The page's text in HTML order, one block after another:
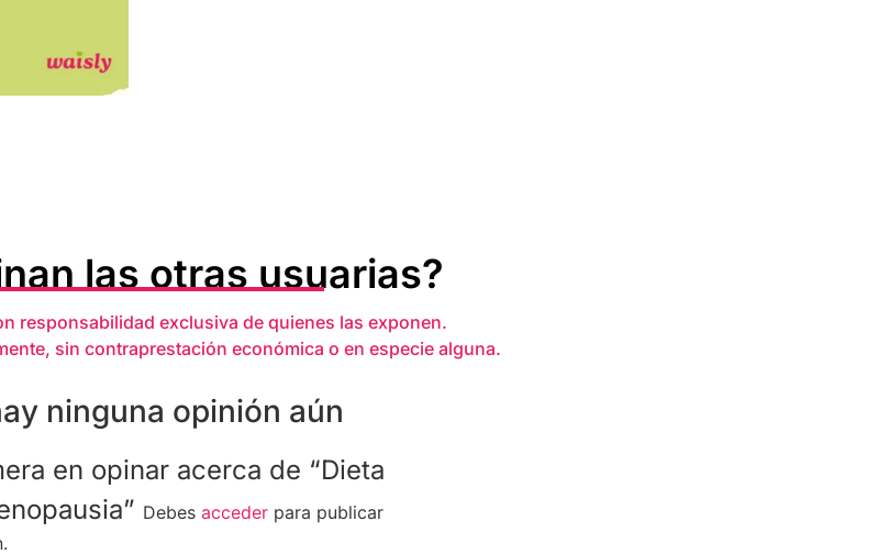
las otras usuarias?
responsabilidad exclusiva de quienes las exponen.
sin contraprestación económica o en especie alguna.
ninguna opinión aún
en opinar acerca de “Dieta
Debes accederpara publicar